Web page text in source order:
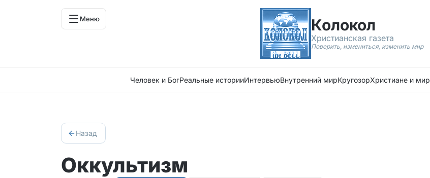
Меню Колокол
Христианская газета
Поверить, измениться, изменить мир
Человек и БогРеальные историиИнтервьюВнутренний мирКругозорХристиане и мир
Назад
Оккультизм